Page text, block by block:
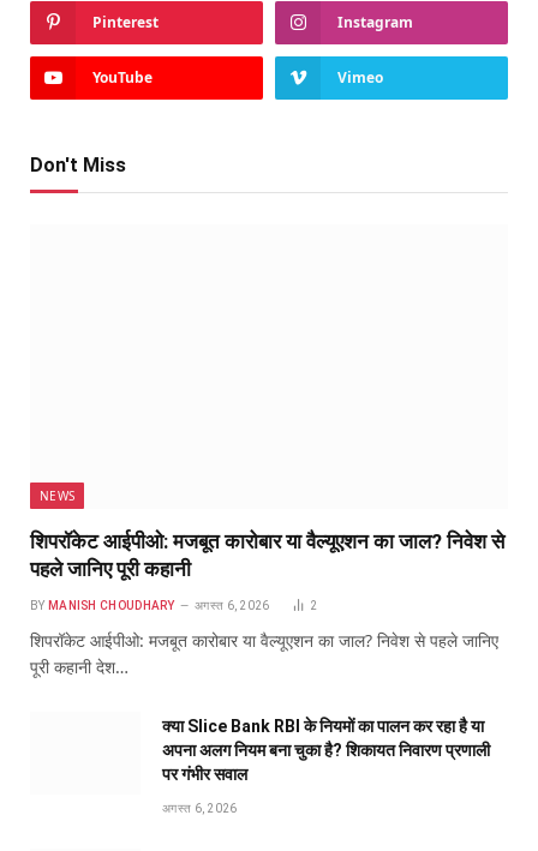
Pinterest Instagram
YouTube Vimeo
Don't Miss
NEWS
शिपरॉकेट आईपीओ: मजबूत कारोबार या वैल्यूएशन का जाल? निवेश से
पहले जानिए पूरी कहानी
BY MANISH CHOUDHARY अगस्त 6, 2026 2
शिपरॉकेट आईपीओ: मजबूत कारोबार या वैल्यूएशन का जाल? निवेश से पहले जानिए
पूरी कहानी देश…
क्या Slice Bank RBI के नियमों का पालन कर रहा है या
अपना अलग नियम बना चुका है? शिकायत निवारण प्रणाली
पर गंभीर सवाल
अगस्त 6, 2026